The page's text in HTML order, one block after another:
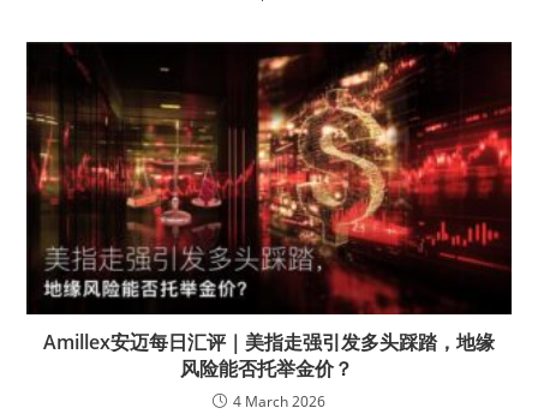
Amillex安迈每日汇评｜美指走强引发多头踩踏，地缘
风险能否托举金价？
4 March 2026